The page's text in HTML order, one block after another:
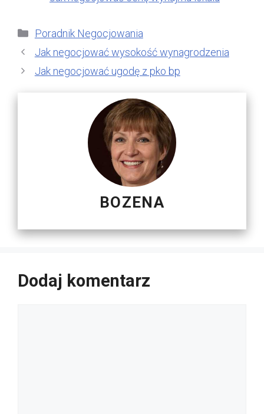
Kategorie
Poradnik Negocjowania
Jak negocjować wysokość wynagrodzenia
Jak negocjować ugodę z pko bp
BOZENA
Dodaj komentarz